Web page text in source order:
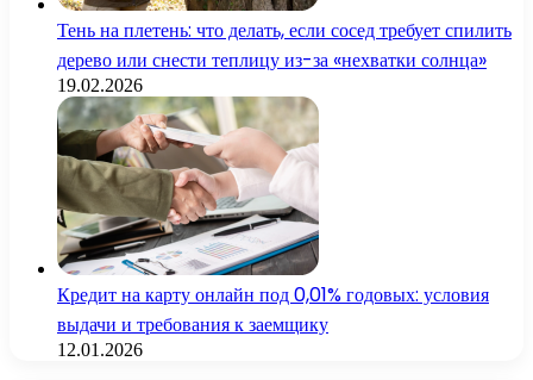
Тень на плетень: что делать, если сосед требует спилить
дерево или снести теплицу из-за «нехватки солнца»
19.02.2026
Кредит на карту онлайн под 0,01% годовых: условия
выдачи и требования к заемщику
12.01.2026